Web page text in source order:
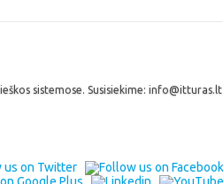
sistemose. Susisiekime: info@itturas.lt